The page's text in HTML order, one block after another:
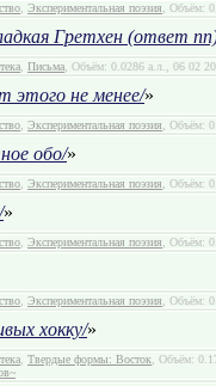
, Экспериментальная поэзия, Объём:
Гретхен (ответ
, Письма, Объём: 0.0286 а.л., 06 02
этого не менее/»
, Экспериментальная поэзия, Объём:
обо/»
, Экспериментальная поэзия, Объём:
»
, Экспериментальная поэзия, Объём:
, Экспериментальная поэзия, Объём:
хокку/»
, Твердые формы: Восток, Объём: